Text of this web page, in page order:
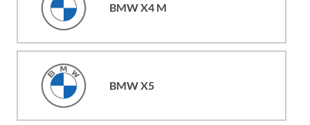
BMW X4 M
BMW X5